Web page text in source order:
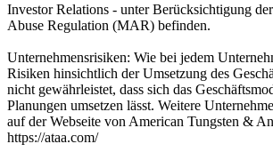
Investor Relations - unter Berücksichtigung
Abuse Regulation (MAR) befinden.
Unternehmensrisiken: Wie bei jedem
Risiken hinsichtlich der Umsetzung des
nicht gewährleistet, dass sich das
Planungen umsetzen lässt. Weitere
auf der Webseite von American Tungsten &
https://ataa.com/